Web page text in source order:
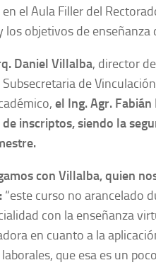
el Aula Filler del
objetivos de enseñanza
Daniel Villalba, director
de
el Ing. Agr.
inscriptos, siendo la
con Villalba, quien
“este curso no arancelado
con la enseñanza
en cuanto a la
que esa es un